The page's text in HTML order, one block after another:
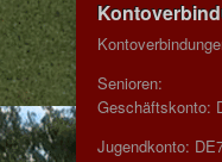
Senioren:
Geschäftskonto:
Jugendkonto: